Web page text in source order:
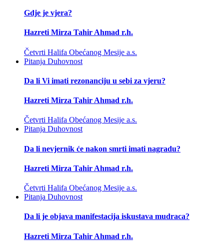
Gdje je vjera?
Hazreti Mirza Tahir Ahmad r.h.
Četvrti Halifa Obećanog Mesije a.s.
Pitanja Duhovnost
Da li Vi imati rezonanciju u sebi za vjeru?
Hazreti Mirza Tahir Ahmad r.h.
Četvrti Halifa Obećanog Mesije a.s.
Pitanja Duhovnost
Da li nevjernik će nakon smrti imati nagradu?
Hazreti Mirza Tahir Ahmad r.h.
Četvrti Halifa Obećanog Mesije a.s.
Pitanja Duhovnost
Da li je objava manifestacija iskustava mudraca?
Hazreti Mirza Tahir Ahmad r.h.